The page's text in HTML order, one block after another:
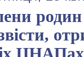
родин